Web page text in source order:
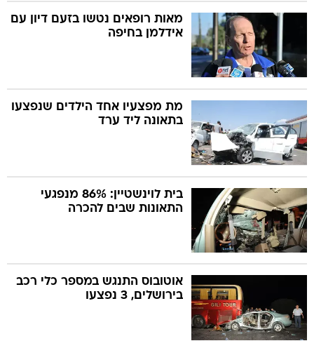
מאות רופאים נטשו בזעם דיון עם
אידלמן בחיפה
מת מפצעיו אחד הילדים שנפצעו
בתאונה ליד ערד
בית לוינשטיין: 86% מנפגעי
התאונות שבים להכרה
אוטובוס התנגש במספר כלי רכב
בירושלים, 3 נפצעו